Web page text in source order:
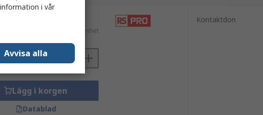
200,87 kr/enhet
Lägg i korgen
Datablad
Kontaktdon
i vår
Avvisa alla